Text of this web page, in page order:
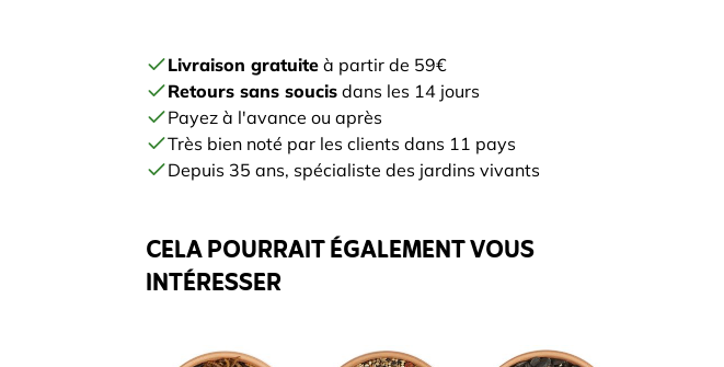
stock:
Livraison gratuite à partir de 59€
Retours sans soucis dans les 14 jours
Payez à l'avance ou après
Très bien noté par les clients dans 11 pays
Depuis 35 ans, spécialiste des jardins vivants
CELA POURRAIT ÉGALEMENT VOUS
INTÉRESSER